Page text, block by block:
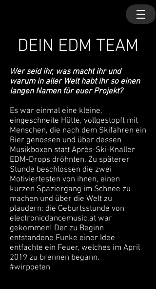
DEIN EDM TEAM
Wer seid ihr, was macht ihr und
warum in aller Welt habt ihr so einen
langen Namen für euer Projekt?
Es war einmal eine kleine,
eingeschneite Hütte, vollgestopft mit
Menschen, die nach dem Skifahren ein
Bier genossen und über dessen
Musikboxen statt Après-Ski-Knaller
EDM-Drops dröhnten. Zu späterer
Stunde beschlossen die zwei
Motiviertesten von ihnen, einen
kurzen Spaziergang im Schnee zu
machen und über die Welt zu
plaudern: die Geburtsstunde von
electronicdancemusic.at war
gekommen! Der zu Beginn
entstandene Funke einer Idee
entfachte ein Feuer, welches im April
2019 zu brennen begann.
#wirpoeten